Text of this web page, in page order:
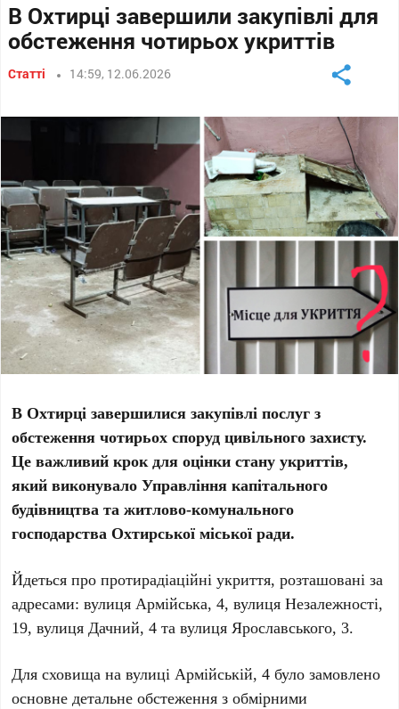
В Охтирці завершили закупівлі для
обстеження чотирьох укриттів
Статті 14:59, 12.06.2026
В Охтирці завершилися закупівлі послуг з
обстеження чотирьох споруд цивільного захисту.
Це важливий крок для оцінки стану укриттів,
який виконувало Управління капітального
будівництва та житлово-комунального
господарства Охтирської міської ради.
Йдеться про протирадіаційні укриття, розташовані за
адресами: вулицяАрмійська, 4, вулицяНезалежності,
19, вулицяДачний, 4 та вулицяЯрославського, 3.
Для сховища на вулиціАрмійській, 4 було замовлено
основне детальне обстеження з обмірними